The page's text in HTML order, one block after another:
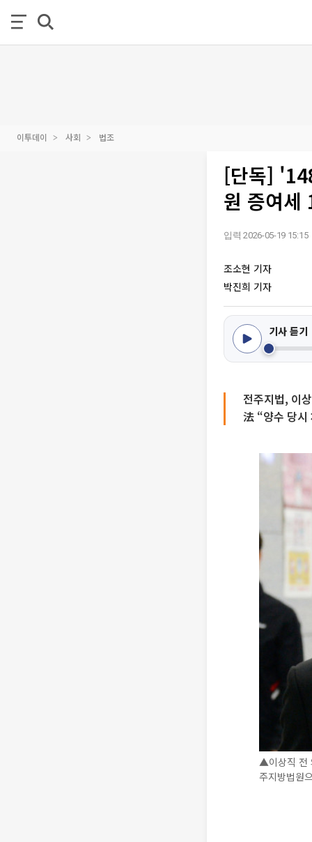
이투데이 사회 법조
[단독]
원 증여세
입력 2026-05-19 15:15
조소현 기자
박진희 기자
기사 듣기
전주지법, 이
法 “양수 당시
▲이상직 전
주지방법원